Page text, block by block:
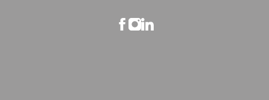
Facebook
Instagram
LinkedIn